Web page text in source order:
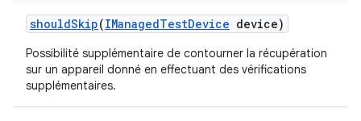
shouldSkip(IManagedTestDevice device)
Possibilité supplémentaire de contourner la récupération
sur un appareil donné en effectuant des vérifications
supplémentaires.